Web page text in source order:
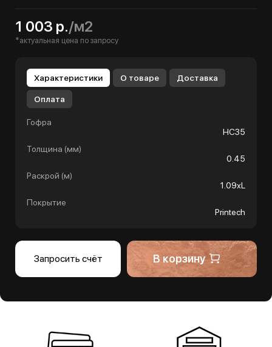
1 003 р./м2
*актуальная цена по запросу
Характеристики О товаре Доставка
Оплата
Гофра
НС35
Толщина (мм)
0.45
Раскрой (м)
1.09хL
Покрытие
Printech
Запросить счёт В корзину